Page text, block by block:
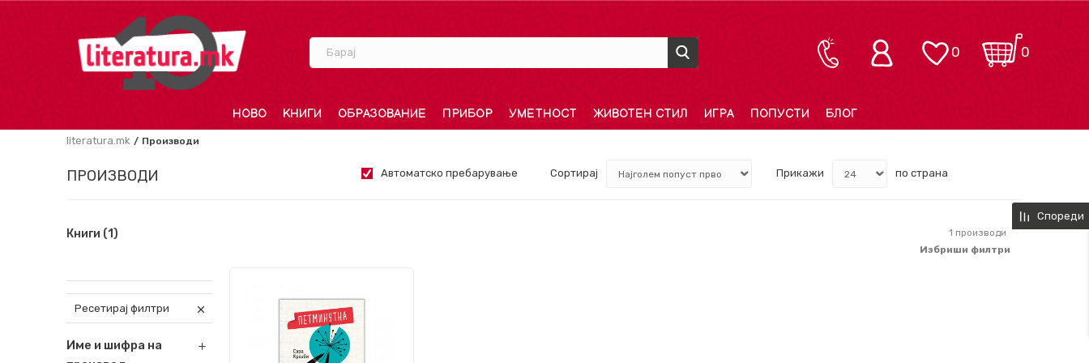
Барај 0
0
НОВО КНИГИ ОБРАЗОВАНИЕ ПРИБОР УМЕТНОСТ ЖИВОТЕН СТИЛ ИГРА ПОПУСТИ БЛОГ
literatura.mk Производи
ПРОИЗВОДИ Автоматско пребарување Сортирај Прикажи по страна
Книги (1)
Ресетирај филтри
Име и шифра на
1 производи
Избриши филтри
Спореди